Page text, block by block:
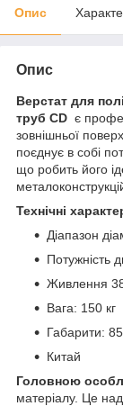
Опис
Опис
Верстат для
труб CD є
зовнішньої
поєднує в собі
що робить його
Технічні
Діапазон
Потужність
Живлення
Вага: 150 кг
Габарити:
Китай
Головною
матеріалу. Це